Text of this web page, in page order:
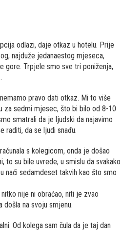
odlazi, daje otkaz u hotelu. Prije
najduže jedanaestog mjeseca,
gore. Trpjele smo sve tri poniženja,
pravo dati otkaz. Mi to više
za sedmi mjesec, što bi bilo od 8-10
smatrali da je ljudski da najavimo
raditi, da se ljudi snađu.
s kolegicom, onda je došao
to su bile uvrede, u smislu da svakako
naći sedamdeset takvih kao što smo
nije ni obraćao, niti je zvao
došla na svoju smjenu.
Od kolega sam čula da je taj dan